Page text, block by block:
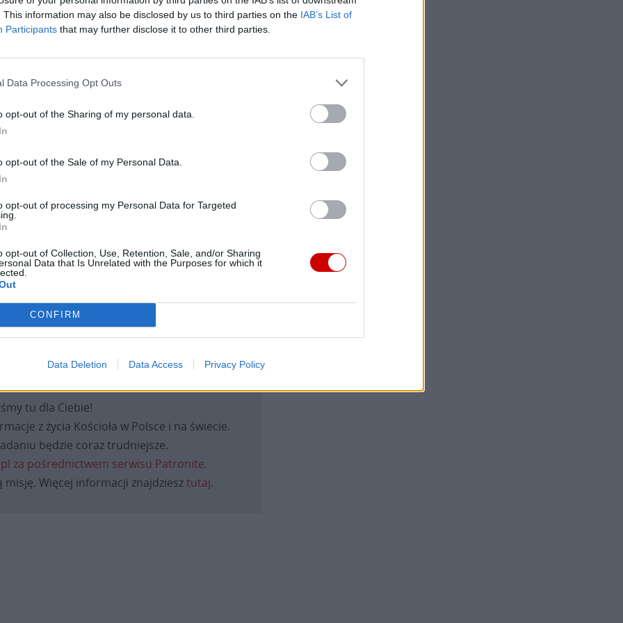
This information may also be disclosed by us to third parties on the IAB’s List of
Participants that may further disclose it to other third parties.
Data Processing Opt Outs
opt-out of the Sharing of my personal data.
opt-out of the Sale of my Personal Data.
opt-out of processing my Personal Data for Targeted
opt-out of Collection, Use, Retention, Sale, and/or Sharing
Data that Is Unrelated with the Purposes for which it
CONFIRM
Data Deletion Data Access Privacy Policy
a także zwiększenia wsparcia dla krajów
w szczególnie trudnej sytuacji. Chodzi o
potencjału instytucjonalnego.
wody na świecie
jest głęboka przemiana kulturowa i etyczna.
edukacyjne i działania zwiększające
troskę o zasoby wodne. „Należy zachęcać
wody, unikania jej marnowania oraz
– podkreśla Stolica Apostolska.
wodzie w 2026 roku stanowić będzie ważną
tu dla Ciebie!
z życia Kościoła w Polsce i na świecie.
będzie coraz trudniejsze.
za pośrednictwem serwisu Patronite.
misję. Więcej informacji znajdziesztutaj.